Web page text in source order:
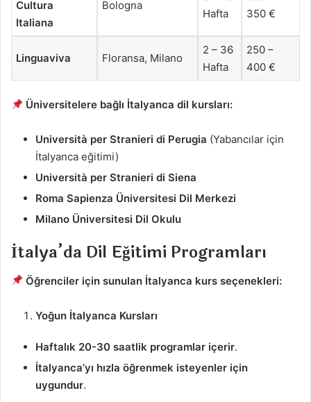
Cultura
Italiana
Bologna
Hafta
350 €
Linguaviva Floransa, Milano
2 – 36
Hafta
250 –
400 €
Üniversitelere bağlı İtalyanca dil kursları:
Università per Stranieri di Perugia (Yabancılar için
İtalyanca eğitimi)
Università per Stranieri di Siena
Roma Sapienza Üniversitesi Dil Merkezi
Milano Üniversitesi Dil Okulu
İtalya’da Dil Eğitimi Programları
Öğrenciler için sunulan İtalyanca kurs seçenekleri:
Yoğun İtalyanca Kursları
Haftalık 20-30 saatlik programlar içerir.
İtalyanca’yı hızla öğrenmek isteyenler için
uygundur.